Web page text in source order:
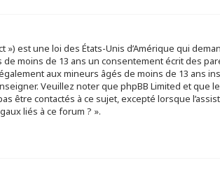
») est une loi des États-Unis d’Amérique qui
moins de 13 ans un consentement écrit des
aux mineurs âgés de moins de 13 ans
Veuillez noter que phpBB Limited et que
être contactés à ce sujet, excepté lorsque
liés à ce forum ? ».